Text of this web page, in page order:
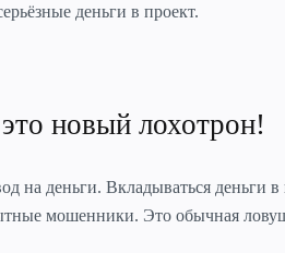
деньги в проект.
новый лохотрон!
на деньги. Вкладываться деньги
мошенники. Это обычная